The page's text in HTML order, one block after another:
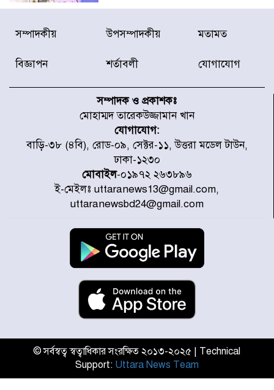
টাইফুন ‘ডলফিনের’ আঘাতে জাপানে
চিকিৎসা খাতে জিডিপির ৫ শতাংশ
বরাদ্দের ঘোষণা স্থানীয় সরকার মন্ত্রীর
জুলাই জাদুঘর ঘুরে দেখলেন এনসিপি
নেতারা
যুক্তরাষ্ট্রে দাবানল নেভাতে গিয়ে
হেলিকপ্টার বিধ্বস্ত, নিহত ১
মজুদদারের সর্বোচ্চ শাস্তি মৃত্যুদণ্ড, তাই
ভেবে মজুদ করবেন : আইনমন্ত্রী
আন্তর্জাতিক আদিবাসী দিবস: রাষ্ট্রের
মংমং
যৌথ প্রতিরক্ষা চুক্তি স্বাক্ষর করেছে
সম্পাদকীয় উপসম্পাদকীয় মতামত
বিজ্ঞাপন শর্তাবলী যোগাযোগ
সম্পাদক ও প্রকাশকঃ
মোহাম্মদ তারেকউজ্জামান খান
যোগাযোগ:
বাড়ি-৩৮ (৪বি), রোড-০৯, সেক্টর-১১, উত্তরা মডেল টাউন,
ঢাকা-১২৩০
মোবাইল-০১৯৭২ ২৬৩৮৯৬
ই-মেইলঃ uttaranews13@gmail.com,
uttaranewsbd24@gmail.com
© সর্বস্বত্ব স্বত্বাধিকার সংরক্ষিত ২০১৩-২০২৫ | Technical
Support: Uttara News Team